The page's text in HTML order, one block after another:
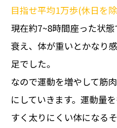
目指せ平均1万歩(休日を
現在約7~8時間座った状
衰え、体が重いとかなり
足でした。
なので運動を増やして筋
にしていきます。運動量
すく太りにくい体になる